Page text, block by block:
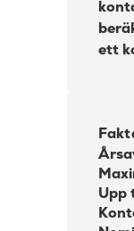
ett
Upp